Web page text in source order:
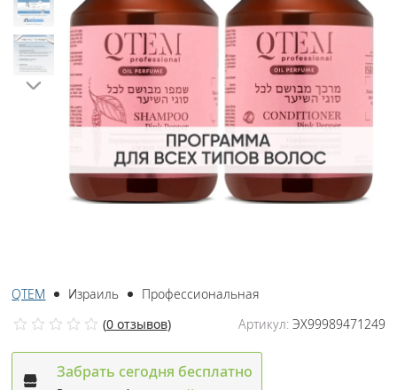
QTEM Израиль
Профессиональная
Артикул:ЭХ99989471249
(0 отзывов)
Забрать сегодня бесплатно